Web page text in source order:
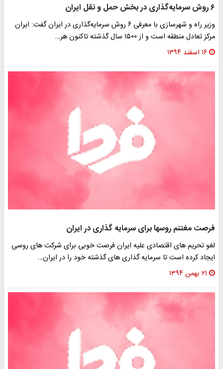
۶ روش سرمایه‌گذاری در بخش حمل و نقل ایران
وزیر راه و شهرسازی با معرفی ۶ روش سرمایه‌گذاری در ایران گفت: ایران
مرکز تعادل منطقه است و از ۱۵۰۰ سال گذشته تاکنون هر…
۱۶ اسفند ۱۳۹۴
فرصت مغتنم روسها برای سرمایه گذاری در ایران
لغو تحریم های اقتصادی علیه ایران فرصت خوبی برای شرکت های روسی
ایجاد کرده است تا سرمایه گذاری های گذشته خود را در ایران…
۲۱ بهمن ۱۳۹۴